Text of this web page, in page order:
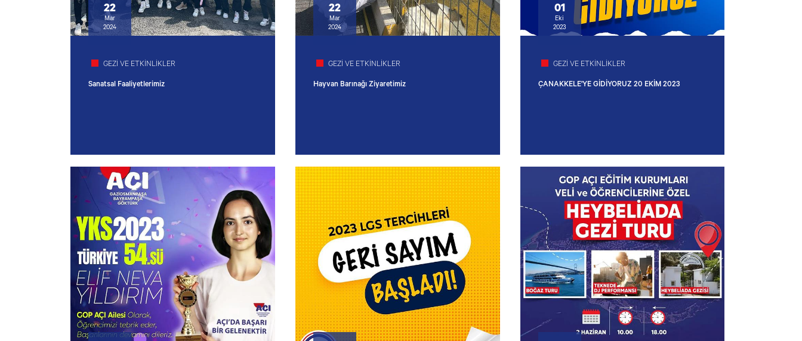
GEZİ VE ETKİNLİKLER
Sanatsal Faaliyetlerimiz
22
Mar
2024
GEZİ VE ETKİNLİKLER
Hayvan Barınağı Ziyaretimiz
22
Mar
2024
GEZİ VE ETKİNLİKLER
ÇANAKKELE'YE GİDİYORUZ 20 EKİM 2023
01
Eki
2023